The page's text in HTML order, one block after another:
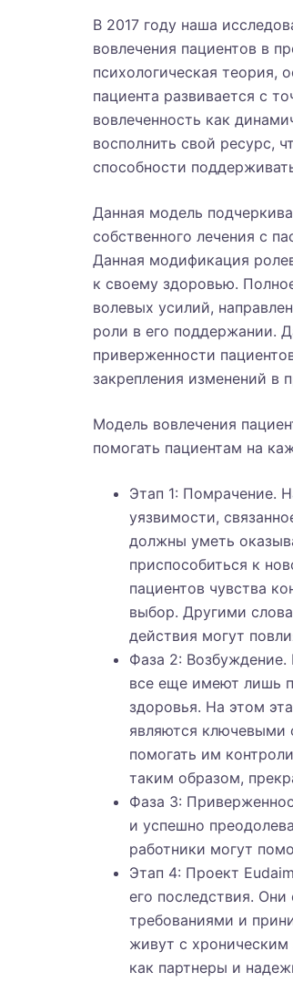
В 2017 году наша
вовлечения пациентов в
психологическая теория,
пациента развивается с
вовлеченность как
восполнить свой ресурс,
способности
Данная модель
собственного лечения с
Данная модификация
к своему здоровью.
волевых усилий,
роли в его поддержании.
приверженности
закрепления изменений в
Модель вовлечения
помогать пациентам на
Этап 1: Помрачение.
уязвимости,
должны уметь
приспособиться к
пациентов чувства
выбор. Другими
действия могут
Фаза 2: Возбуждение.
все еще имеют лишь
здоровья. На этом
являются ключевыми
помогать им
таким образом,
Фаза 3:
и успешно
работники могут
Этап 4: Проект
его последствия.
требованиями и
живут с
как партнеры и